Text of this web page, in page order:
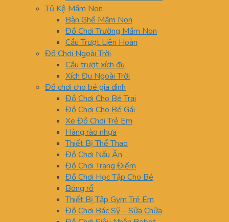
Tủ Kệ Mầm Non
Bàn Ghế Mầm Non
Đồ Chơi Trường Mầm Non
Cầu Trượt Liên Hoàn
Đồ Chơi Ngoài Trời
Cầu trượt xích đu
Xích Đu Ngoài Trời
Đồ chơi cho bé gia đình
Đồ Chơi Cho Bé Trai
Đồ Chơi Cho Bé Gái
Xe Đồ Chơi Trẻ Em
Hàng rào nhựa
Thiết Bị Thể Thao
Đồ Chơi Nấu Ăn
Đồ Chơi Trang Điểm
Đồ Chơi Học Tập Cho Bé
Bóng rổ
Thiết Bị Tập Gym Trẻ Em
Đồ Chơi Bác Sỹ – Sữa Chữa